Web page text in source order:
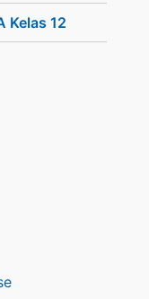
Kelas 12